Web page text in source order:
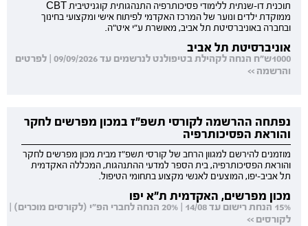
תוכנית דו-שנתית ללימודי פסיכותרפיה התנהגותית קוגניטיבית CBT
ממוקדת ילדים ונוער של המרכז האקדמי לפיתוח אישי ומקצועי בחינוך
ובחברה באוניברסיטת תל אביב, מאושרת ע"י איט"ה.
אוניברסיטת תל אביב
1000ש"ח הנחה לקהילת בטיפולנט לנרשמים עד 09/09/2026 | לפרטים
והרשמה >>
נפתחה ההרשמה לקורסי תשפ"ז במכון מפרשים לחקר
והוראת הפסיכותרפיה
מוזמנים להירשם למגוון הרחב של קורסי תשפ"ז מבית מכון מפרשים לחקר
והוראת הפסיכותרפיה, בית הספר למדעי ההתנהגות, המכללה האקדמית
תל אביב-יפו, המוצעים לאנשי מקצוע בתחומי הטיפול.
מכון מפרשים, האקדמית ת"א יפו
15% הנחת רישום עד 14/08 | 20% הנחה לחברי הפ"י (לקורסים מוכרים) |
לקורסים >>